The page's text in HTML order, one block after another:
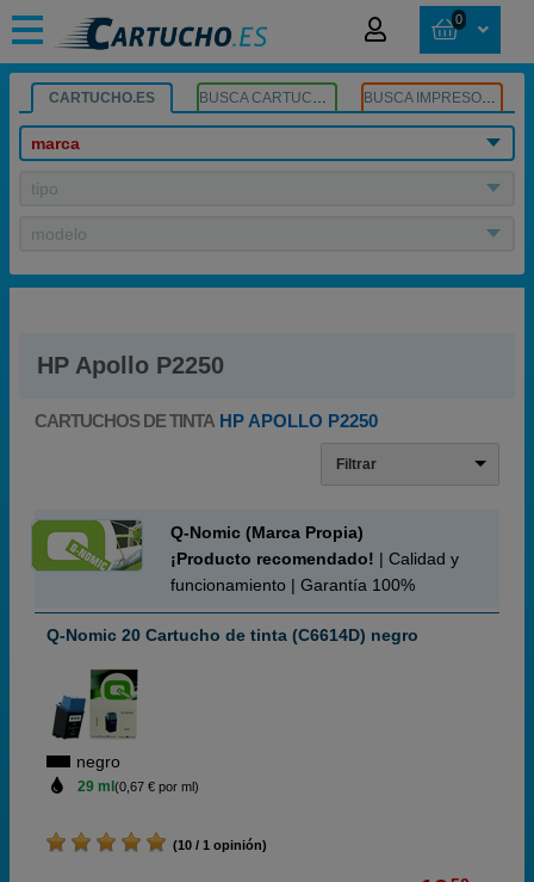
0
CARTUCHO.ES BUSCA CARTUCHOS BUSCA IMPRESORA
marca
tipo
modelo
HP Apollo P2250
CARTUCHOS DE TINTA HP APOLLO P2250
Filtrar
Q-Nomic (Marca Propia)
¡Producto recomendado! | Calidad y
funcionamiento | Garantía 100%
Q-Nomic 20 Cartucho de tinta (C6614D) negro
negro
29 ml (0,67 € por ml)
(10 / 1 opinión)